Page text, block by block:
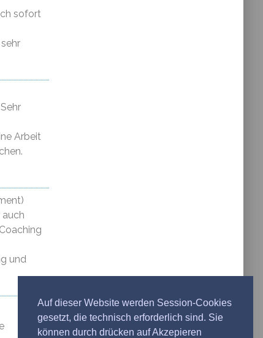
Auf dieser Website werden Session-Cookies
gesetzt, die technisch erforderlich sind. Sie
können durch drücken auf Akzepieren
sofort
Arbeit
und